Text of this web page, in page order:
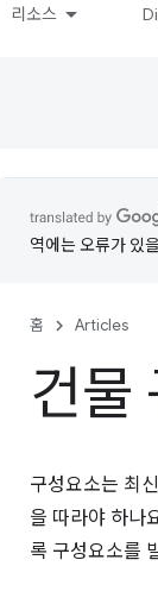
리소스
역에는 오류가 있
홈 Articles
건물
구성요소는 최
을 따라야 하나
록 구성요소를